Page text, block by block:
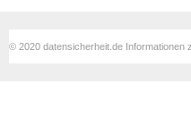
© 2020 datensicherheit.de